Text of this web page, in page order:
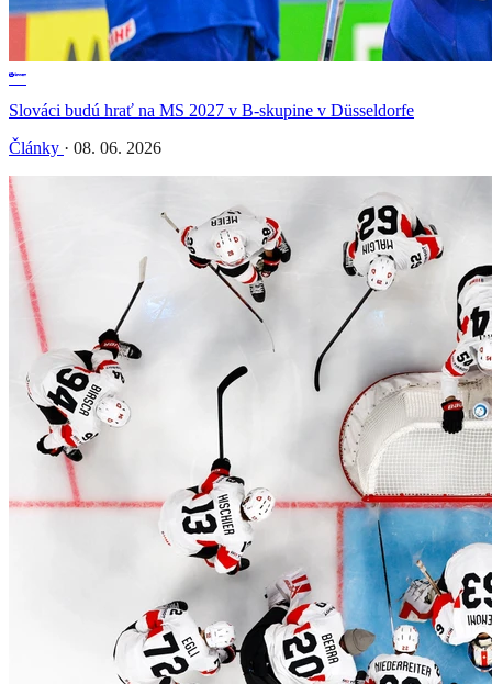
Slováci budú hrať na MS 2027 v B-skupine v Düsseldorfe
Články · 08. 06. 2026